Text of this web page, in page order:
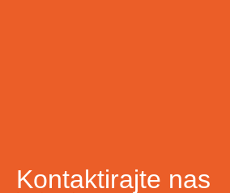
Kontaktirajte nas